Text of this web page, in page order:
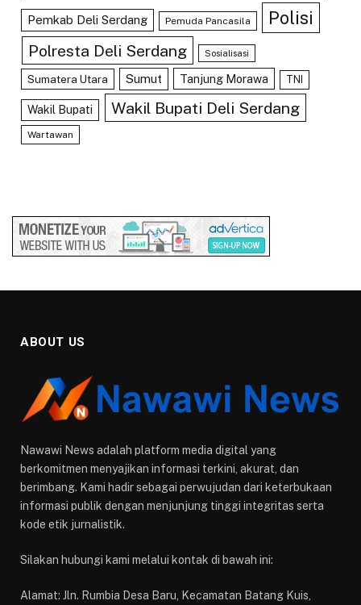
Pemkab Deli Serdang Pemuda Pancasila Polisi
Polresta Deli Serdang Sosialisasi
Sumatera Utara Sumut Tanjung Morawa TNI
Wakil Bupati Wakil Bupati Deli Serdang
Wartawan
ABOUT US
Nawawi News adalah platform media digital yang
berkomitmen menyajikan informasi terkini, akurat, dan
berimbang. Kami hadir sebagai perwujudan dari keterbukaan
informasi publik dengan menjunjung tinggi integritas serta
kode etik jurnalistik.
Silakan hubungi kami melalui kontak di bawah ini:
Alamat: Jln. Rumbia Desa Baru, Kecamatan Batang Kuis,